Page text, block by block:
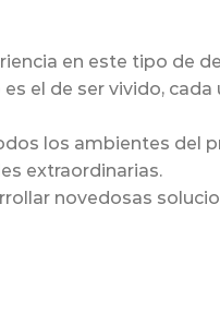
en este tipo de
el de ser vivido,
los ambientes del
extraordinarias.
novedosas